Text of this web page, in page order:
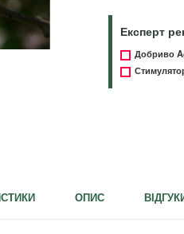
Експерт
Добриво
ОПИС